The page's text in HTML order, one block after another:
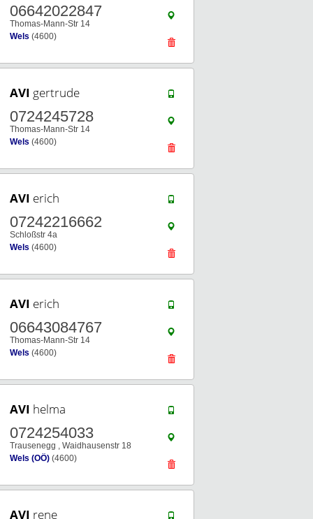
06642022847
Thomas-Mann-Str 14
Wels (4600)
AVI gertrude
0724245728
Thomas-Mann-Str 14
Wels (4600)
AVI erich
07242216662
Schloßstr 4a
Wels (4600)
AVI erich
06643084767
Thomas-Mann-Str 14
Wels (4600)
AVI helma
0724254033
Trausenegg , Waidhausenstr 18
Wels (OÖ) (4600)
AVI rene